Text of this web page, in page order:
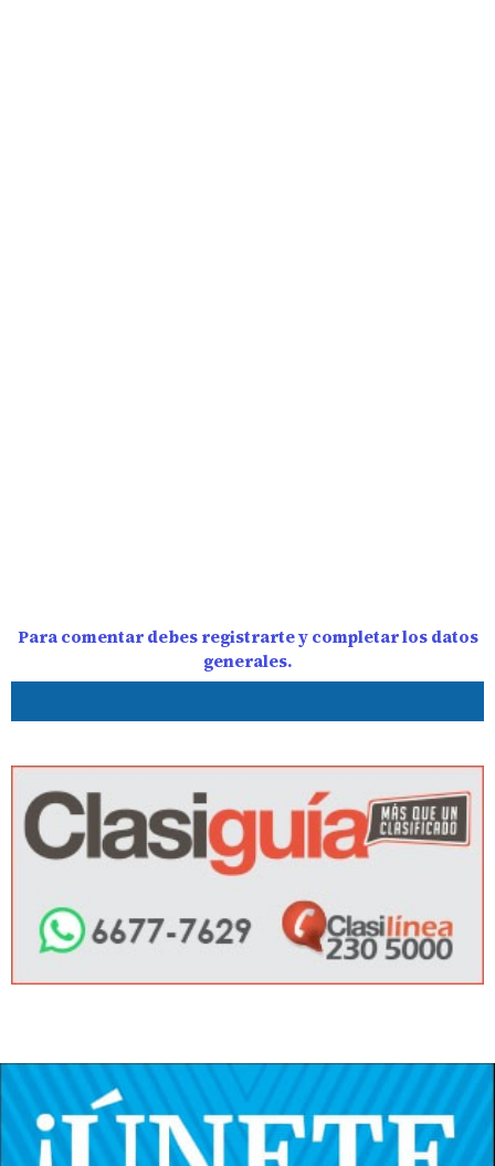
Para comentar debes registrarte y completar los datos
generales.